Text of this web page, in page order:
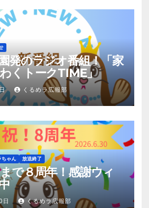
発のラジオ番組！「家
くトークTIME」
くるめラ広報部
ちゃん 放送終了
で８周年！感謝ウィ
日 くるめラ広報部